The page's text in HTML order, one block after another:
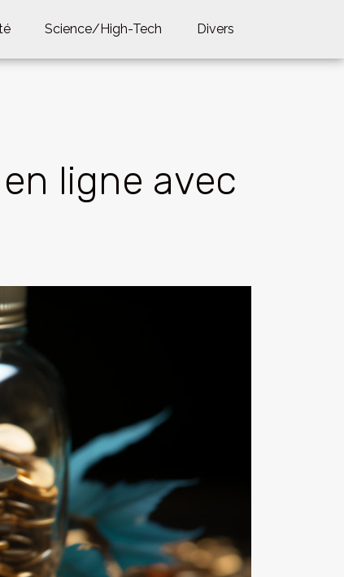
Science/High-Tech Divers
ligne avec